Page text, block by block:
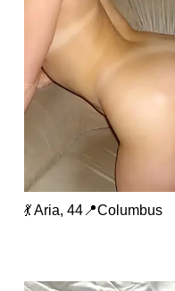
💃 Aria, 44📍Columbus